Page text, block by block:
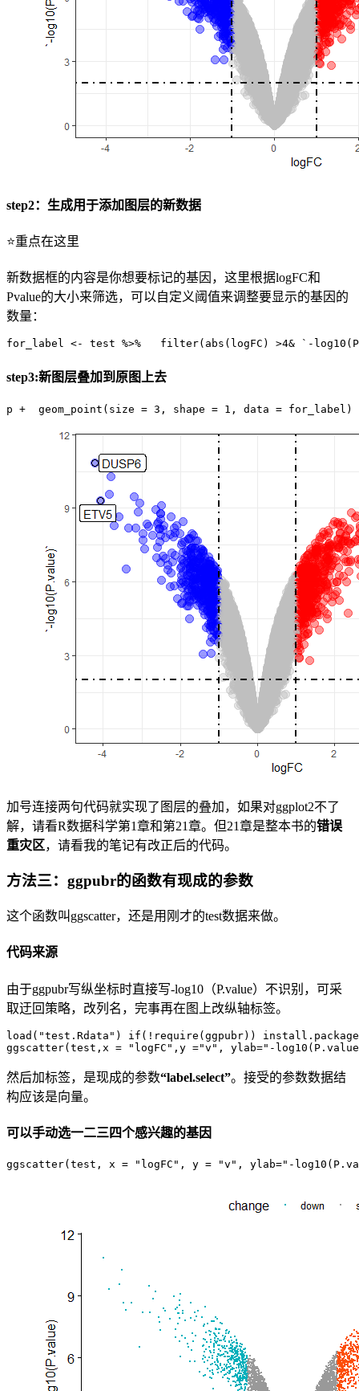
step2：生成用于添加图层的新数据
⭐重点在这里
新数据框的内容是你想要标记的基因，这里根据logFC和
Pvalue的大小来筛选，可以自定义阈值来调整要显示的基因的
数量：
for_label <- test %>%   filter(abs(logFC) >4& `-
step3:新图层叠加到原图上去
p +  geom_point(size = 3, shape = 1, data =
加号连接两句代码就实现了图层的叠加，如果对ggplot2不了
解，请看R数据科学第1章和第21章。但21章是整本书的错误
重灾区，请看我的笔记有改正后的代码。
方法三：ggpubr的函数有现成的参数
这个函数叫ggscatter，还是用刚才的test数据来做。
代码来源
由于ggpubr写纵坐标时直接写-log10（P.value）不识别，可采
取迂回策略，改列名，完事再在图上改纵轴标签。
load("test.Rdata") if(!require(ggpubr))
ggscatter(test,x = "logFC",y ="v", ylab="-
然后加标签，是现成的参数“label.select”。接受的参数数据结
构应该是向量。
可以手动选一二三四个感兴趣的基因
ggscatter(test, x = "logFC", y = "v", ylab="-